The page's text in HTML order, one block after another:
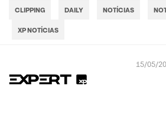
CLIPPING DAILY NOTÍCIAS
XP NOTÍCIAS
15/05/